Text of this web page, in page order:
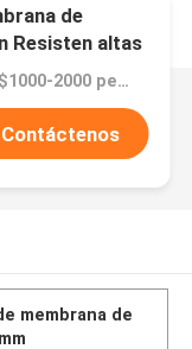
de
Resisten altas
Precio：$1000-2000 per Ton
Contáctenos
membrana de